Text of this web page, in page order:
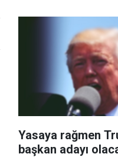
Yasaya rağmen
başkan adayı